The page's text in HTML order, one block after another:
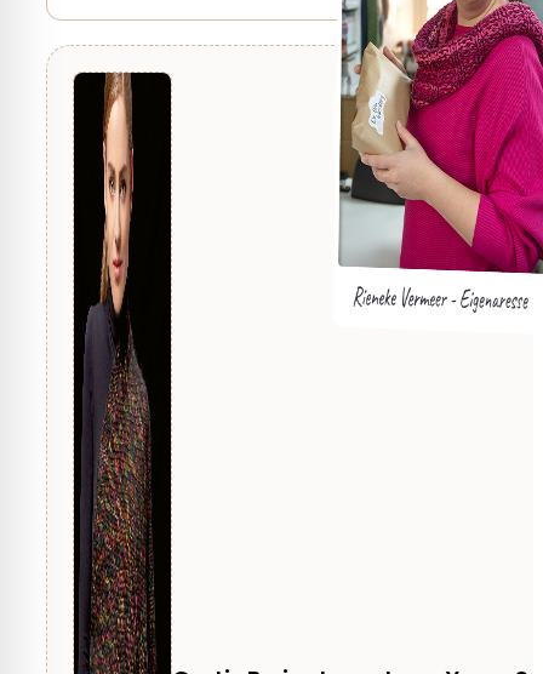
Lang Yarns
Ontwerp - Design
De Breiboerderij
Techniek
Breien
Soort Project
Kleding
Kleding
Omslagdoek, Sjaal